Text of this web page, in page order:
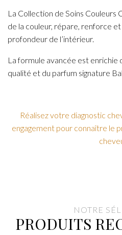
La Collection de Soins Couleurs
de la couleur, répare, renforce
profondeur de l’intérieur.
La formule avancée est enrichie
qualité et du parfum signature
Réalisez votre diagnostic
engagement pour connaître le
NOTRE
PRODUITS